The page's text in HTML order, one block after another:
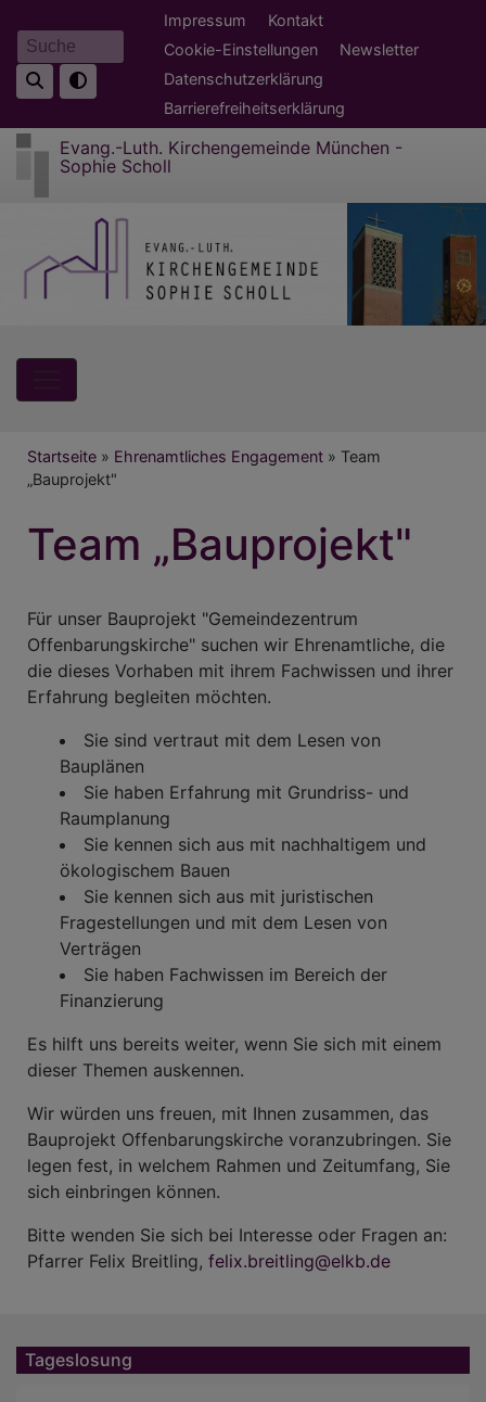
zum
Inhalt
Suche
Fußbereichsmenü
Impressum
Kontakt
Cookie-Einstellungen
Newsletter
Datenschutzerklärung
Barrierefreiheitserklärung
Evang.-Luth. Kirchengemeinde München -
Sophie Scholl
Breadcrumb
Startseite Ehrenamtliches Engagement
Team
„Bauprojekt"
Team „Bauprojekt"
Für unser Bauprojekt "Gemeindezentrum
Offenbarungskirche" suchen wir Ehren­amtliche, die
die dieses Vorhaben mit ihrem Fachwissen und ihrer
Erfahrung begleiten möchten.
Sie sind vertraut mit dem Lesen von
Bauplänen
Sie haben Erfahrung mit Grundriss- und
Raumplanung
Sie kennen sich aus mit nachhaltigem und
ökologischem Bauen
Sie kennen sich aus mit juristischen
Fragestellungen und mit dem Lesen von
Verträgen
Sie haben Fachwissen im Bereich der
Finanzierung
Es hilft uns bereits weiter, wenn Sie sich mit einem
dieser Themen auskennen.
Wir würden uns freuen, mit Ihnen zusammen, das
Bauprojekt Offenbarungskirche voranzubrin­gen. Sie
legen fest, in welchem Rahmen und Zeitumfang, Sie
sich einbringen können.
Bitte wenden Sie sich bei Interesse oder Fragen an:
Pfarrer Felix Breitling, felix.breitling@elkb.de
Tageslosung